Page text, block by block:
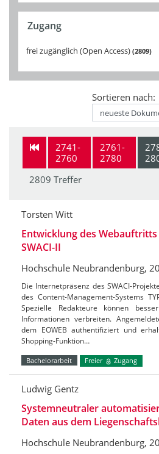
Zugang
frei zugänglich (Open Access) 2809
Sortieren nach:
2741-
2760
2761-
2780
2809 Treffer
Torsten Witt
Entwicklung des
SWACI-II
Hochschule Neubrandenburg,
Die Internetpräsenz des SWACI-
des Content-Management-Systems
Spezielle Redakteure können
Informationen verbreiten.
dem EOWEB authentifiziert und
Shopping-Funktion…
Bachelorarbeit Freier Zugang
Ludwig Gentz
Systemneutraler
Daten aus dem
Hochschule Neubrandenburg,